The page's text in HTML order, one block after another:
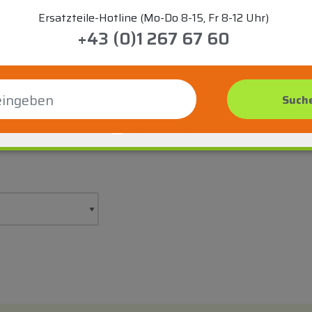
Ersatzteile-Hotline (Mo-Do 8-15, Fr 8-12 Uhr)
+43 (0)1 267 67 60